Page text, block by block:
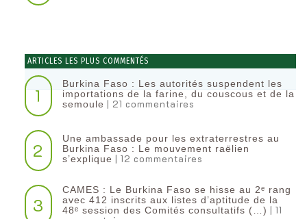
ARTICLES LES PLUS COMMENTÉS
1
Burkina Faso : Les autorités suspendent les
importations de la farine, du couscous et de la
semoule | 21 commentaires
2
Une ambassade pour les extraterrestres au
Burkina Faso : Le mouvement raëlien
s’explique | 12 commentaires
3
CAMES : Le Burkina Faso se hisse au 2ᵉ rang
avec 412 inscrits aux listes d’aptitude de la
48ᵉ session des Comités consultatifs (…) | 11